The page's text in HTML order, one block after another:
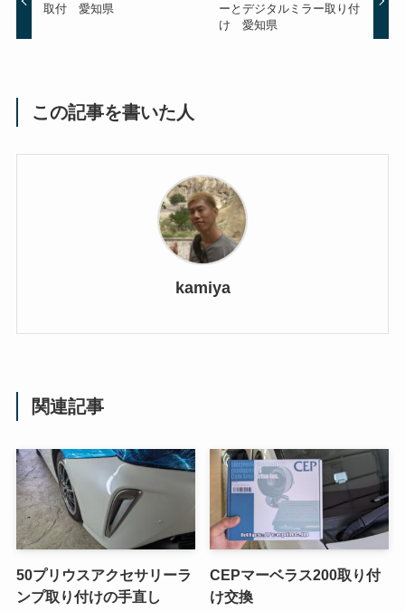
取付 愛知県
ーとデジタルミラー取り付
け 愛知県
この記事を書いた人
kamiya
関連記事
50プリウスアクセサリーラ
ンプ取り付けの手直し
CEPマーベラス200取り付
け交換